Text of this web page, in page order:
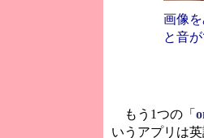
画像
と音
もう1つの「
いうアプリは